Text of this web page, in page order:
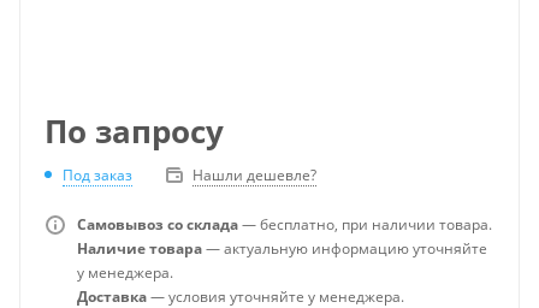
По запросу
Под заказ Нашли дешевле?
Самовывоз со склада— бесплатно, при наличии товара.
Наличие товара— актуальную информацию уточняйте
у менеджера.
Доставка— условия уточняйте у менеджера.